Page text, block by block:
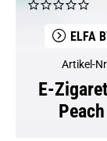
ELFA
Artikel-
E-